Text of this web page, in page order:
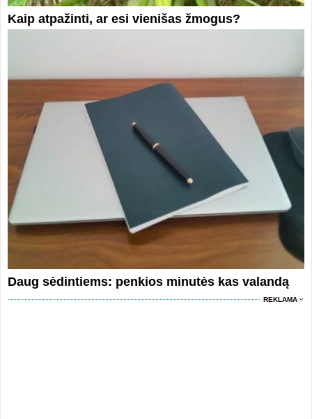
Kaip atpažinti, ar esi vienišas žmogus?
Daug sėdintiems: penkios minutės kas valandą
REKLAMA